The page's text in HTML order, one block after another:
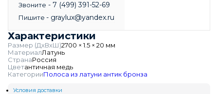
Звоните - 7 (499) 391-52-69
Пишите - graylux@yandex.ru
Характеристики
Размер (ДхВхШ)2700 × 1.5 × 20 мм
МатериалЛатунь
СтранаРоссия
Цветантичная медь
КатегорииПолоса из латуни антик бронза
Условия доставки